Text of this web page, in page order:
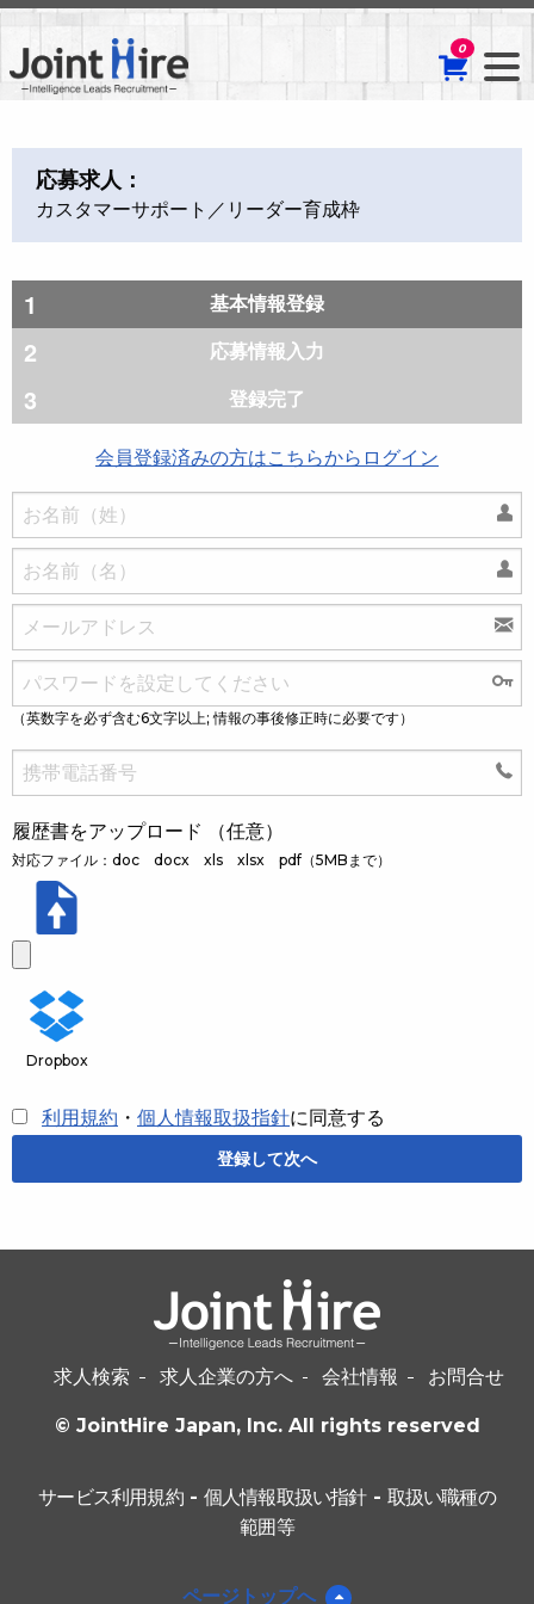
0
応募求人：
カスタマーサポート／リーダー育成枠
基本情報登録
応募情報入力
登録完了
会員登録済みの方はこちらからログイン
（英数字を必ず含む6文字以上; 情報の事後修正時に必要です）
履歴書をアップロード （任意）
対応ファイル：doc docx xls xlsx pdf（5MBまで）
Dropbox
利用規約 ・ 個人情報取扱指針に同意する
求人検索 求人企業の方へ 会社情報 お問合せ
© JointHire Japan, Inc. All rights reserved
サービス利用規約- 個人情報取扱い指針- 取扱い職種の
範囲等
ページトップへ